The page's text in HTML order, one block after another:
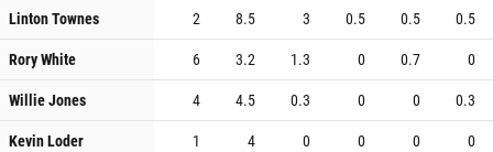
Linton Townes
2 8.5 3 0.5 0.5
0.5
Rory White
6 3.2 1.3 0 0.7
0
Willie Jones
4 4.5 0.3 0 0
0.3
Kevin Loder
1 4 0 0 0 0